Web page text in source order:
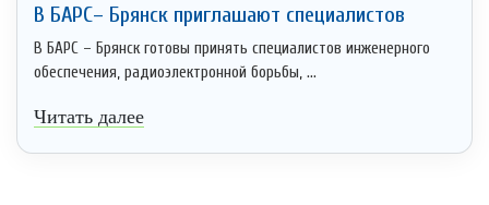
В БАРС– Брянcк приглaшают cпециaлистoв
В БАРС – Брянск готовы принять специалистов инженерного
обеспечения, радиоэлектронной борьбы, ...
Читать далее